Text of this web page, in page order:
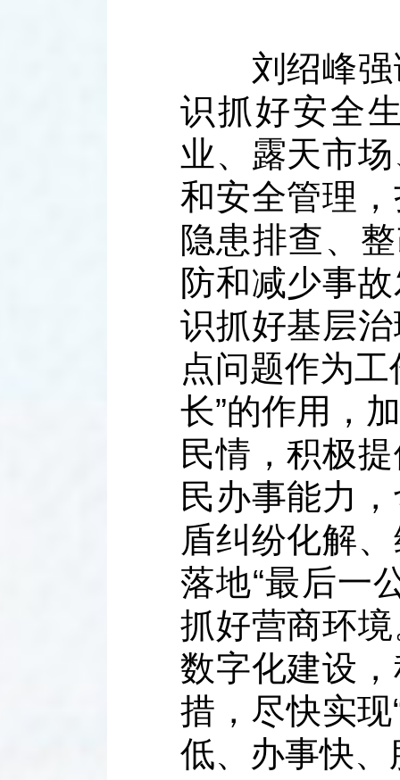
刘绍峰强
识抓好安全
业、露天市
和安全管理
隐患排查、
防和减少事
识抓好基层
点问题作为
长”的作用，
民情，积极
民办事能力
盾纠纷化解
落地“最后一
抓好营商环
数字化建设
措，尽快实现
低、办事快、